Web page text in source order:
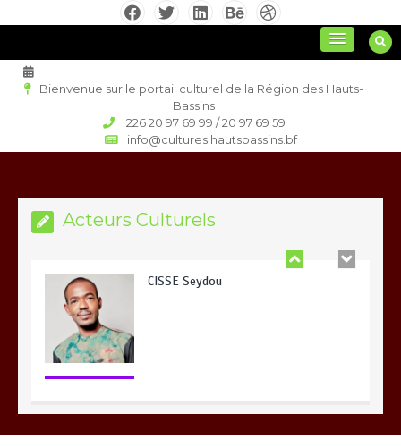
culture régionale
Bienvenue sur le portail culturel de la Région des Hauts-
Bassins
226 20 97 69 99 / 20 97 69 59
info@cultures.hautsbassins.bf
Acteurs Culturels
Orokia Zida
CISSE Seydou
Abdoulaye Yossi